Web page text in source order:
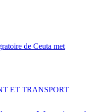
de Ceuta met
ET TRANSPORT